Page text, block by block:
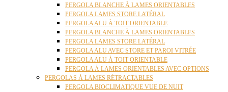
PERGOLA BLANCHE À LAMES ORIENTABLES
PERGOLA LAMES STORE LATÉRAL
PERGOLA ALU À TOIT ORIENTABLE
PERGOLA BLANCHE À LAMES ORIENTABLES
PERGOLA LAMES STORE LATÉRAL
PERGOLA ALU AVEC STORE ET PAROI VITRÉE
PERGOLA ALU À TOIT ORIENTABLE
PERGOLA À LAMES ORIENTABLES AVEC OPTIONS
PERGOLAS À LAMES RÉTRACTABLES
PERGOLA BIOCLIMATIQUE VUE DE NUIT